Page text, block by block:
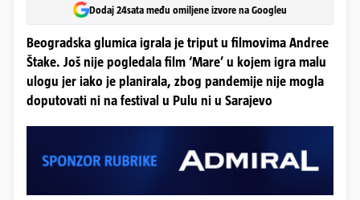
Dodaj 24sata među omiljene izvore na Googleu
Beogradska glumica igrala je triput u filmovima Andree
Štake. Još nije pogledala film ‘Mare’ u kojem igra malu
ulogu jer iako je planirala, zbog pandemije nije mogla
doputovati ni na festival u Pulu ni u Sarajevo